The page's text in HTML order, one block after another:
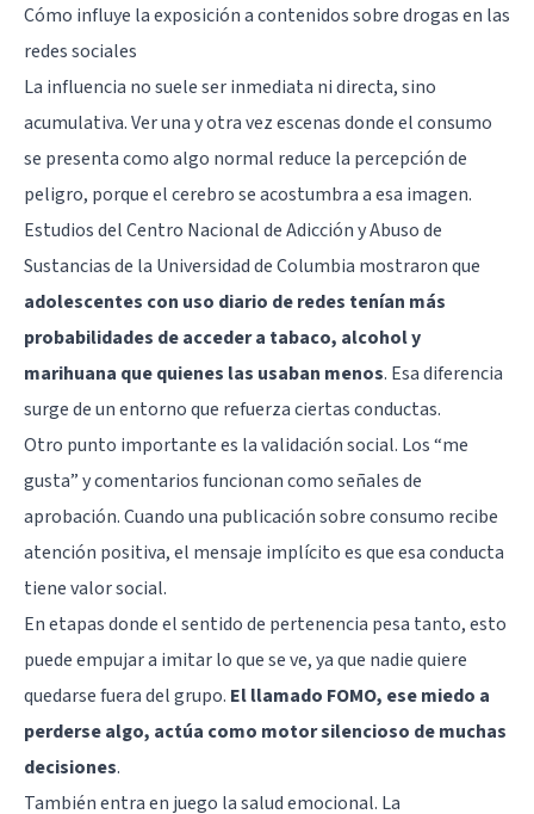
Cómo influye la exposición a contenidos sobre drogas en las
redes sociales
La influencia no suele ser inmediata ni directa, sino
acumulativa. Ver una y otra vez escenas donde el consumo
se presenta como algo normal reduce la percepción de
peligro, porque el cerebro se acostumbra a esa imagen.
Estudios del Centro Nacional de Adicción y Abuso de
Sustancias de la Universidad de Columbia mostraron que
adolescentes con uso diario de redes tenían más
probabilidades de acceder a tabaco, alcohol y
marihuana que quienes las usaban menos. Esa diferencia
surge de un entorno que refuerza ciertas conductas.
Otro punto importante es la validación social. Los “me
gusta” y comentarios funcionan como señales de
aprobación. Cuando una publicación sobre consumo recibe
atención positiva, el mensaje implícito es que esa conducta
tiene valor social.
En etapas donde el sentido de pertenencia pesa tanto, esto
puede empujar a imitar lo que se ve, ya que nadie quiere
quedarse fuera del grupo. El llamado FOMO, ese miedo a
perderse algo, actúa como motor silencioso de muchas
decisiones.
También entra en juego la salud emocional. La